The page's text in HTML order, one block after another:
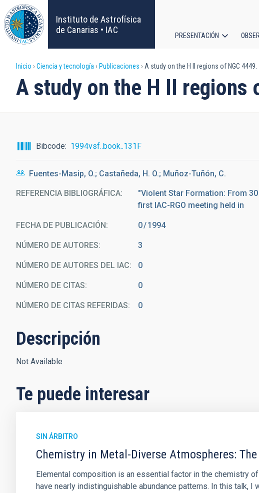
Pasar
al
contenido
principal
Instituto de Astrofísica
de Canarias • IAC
principal
PRESENTACIÓN
Sobrescribir
enlaces
ayuda
a
la
Inicio Ciencia y tecnología Publicaciones A study on the H II regions of NGC 4449.
A study on the H II regions
Bibcode 1994vsf..book..131F
Fuentes-Masip, O.; Castañeda, H. O.; Muñoz-Tuñón, C.
REFERENCIA BIBLIOGRÁFICA
"Violent Star Formation: From
first IAC-RGO meeting held in
FECHA DE PUBLICACIÓN: 0 1994
NÚMERO DE AUTORES 3
NÚMERO DE AUTORES DEL IAC 0
NÚMERO DE CITAS 0
NÚMERO DE CITAS REFERIDAS 0
Descripción
Not Available
Te puede interesar
SIN ÁRBITRO
Chemistry in Metal-Diverse Atmospheres:
Elemental composition is an essential factor in the chemistry
have nearly indistinguishable abundance patterns. In this talk,